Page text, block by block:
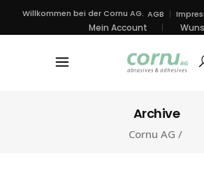
Willkommen bei der Cornu AG. AGB
Mein Account
Archive
Cornu AG /